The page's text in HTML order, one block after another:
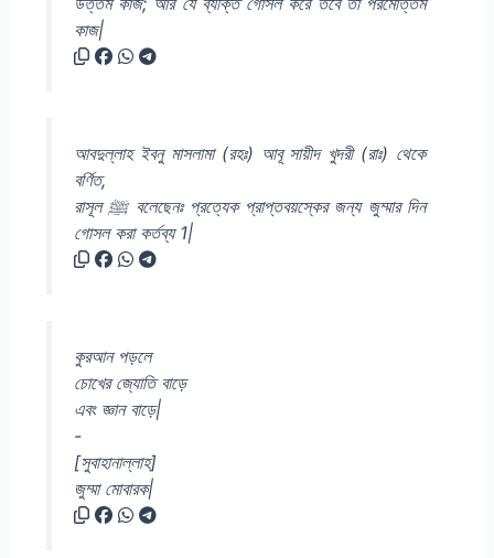
কাজ|
আবদুল্লাহ ইবনু মাসলামা (রহঃ) আবূ সায়ীদ খুদরী (রাঃ) থেকে
বর্ণিত,
রাসূল ﷺ বলেছেনঃ প্রত্যেক প্রাপ্তবয়স্কের জন্য জুম্মার দিন
গোসল করা কর্তব্য 1|
কুরআন পড়লে
চোখের জ্যোতি বাড়ে
এবং জ্ঞান বাড়ে|
-
[সুবাহানাল্লাহ]
জুম্মা মোবারক|